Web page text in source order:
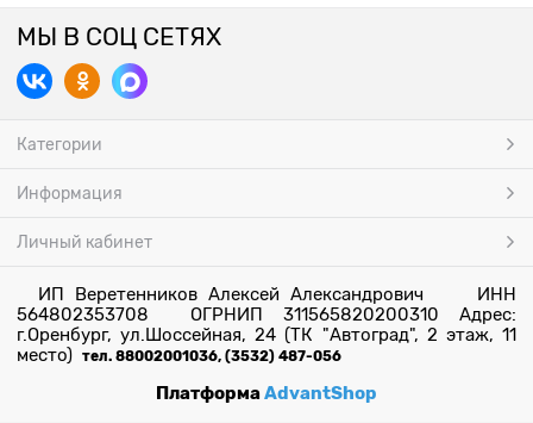
МЫ В СОЦ СЕТЯХ
Категории
Информация
Личный кабинет
ИП Веретенников Алексей Александрович ИНН
564802353708 ОГРНИП 311565820200310 Адрес:
г.Оренбург, ул.Шоссейная, 24 (ТК "Автоград", 2 этаж, 11
место) тел. 88002001036, (3532) 487-056
ПлатформаAdvantShop